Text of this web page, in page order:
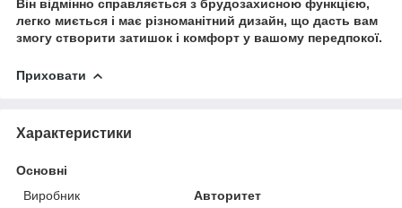
Він відмінно справляється з брудозахисною функцією,
легко миється і має різноманітний дизайн, що дасть вам
змогу створити затишок і комфорт у вашому передпокої.
Приховати
Характеристики
Основні
Виробник
Авторитет